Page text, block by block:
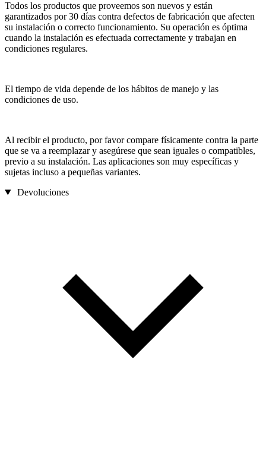
Todos los productos que proveemos son nuevos y están
garantizados por 30 días contra defectos de fabricación que afecten
su instalación o correcto funcionamiento. Su operación es óptima
cuando la instalación es efectuada correctamente y trabajan en
condiciones regulares.
El tiempo de vida depende de los hábitos de manejo y las
condiciones de uso.
Al recibir el producto, por favor compare físicamente contra la parte
que se va a reemplazar y asegúrese que sean iguales o compatibles,
previo a su instalación. Las aplicaciones son muy específicas y
sujetas incluso a pequeñas variantes.
Devoluciones